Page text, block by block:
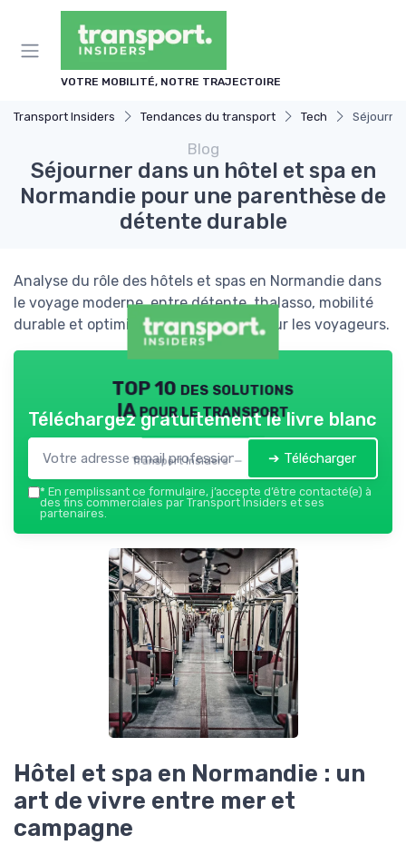
VOTRE MOBILITÉ, NOTRE TRAJECTOIRE
Transport Insiders Tendances du transport Tech
Blog
Séjourner dans un hôtel et spa en
Normandie pour une parenthèse de
détente durable
Analyse du rôle des hôtels et spas en Normandie dans
le voyage moderne, entre détente, thalasso, mobilité
durable et optimisation des séjours pour les voyageurs.
TOP 10 des solutions
IA pour le transport
Transport Insiders — 2026
Téléchargez gratuitement le livre blanc
➔ Télécharger
* En remplissant ce formulaire, j’accepte d’être contacté(e) à
des fins commerciales par Transport Insiders et ses
partenaires.
Hôtel et spa en Normandie : un
art de vivre entre mer et
campagne
Panneau de gestion des cookies